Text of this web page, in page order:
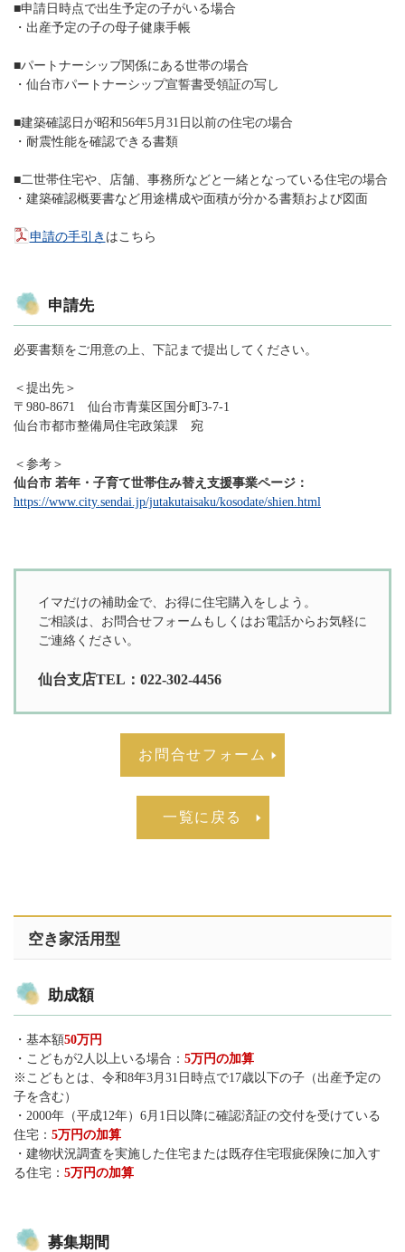
■申請日時点で出生予定の子がいる場合
・出産予定の子の母子健康手帳
■パートナーシップ関係にある世帯の場合
・仙台市パートナーシップ宣誓書受領証の写し
■建築確認日が昭和56年5月31日以前の住宅の場合
・耐震性能を確認できる書類
■二世帯住宅や、店舗、事務所などと一緒となっている住宅の場合
・建築確認概要書など用途構成や面積が分かる書類および図面
申請の手引き はこちら
申請先
必要書類をご用意の上、下記まで提出してください。
＜提出先＞
〒980-8671 仙台市青葉区国分町3-7-1
仙台市都市整備局住宅政策課 宛
＜参考＞
仙台市 若年・子育て世帯住み替え支援事業ページ：
https://www.city.sendai.jp/jutakutaisaku/kosodate/shien.html
イマだけの補助金で、お得に住宅購入をしよう。
ご相談は、お問合せフォームもしくはお電話からお気軽に
ご連絡ください。
仙台支店TEL：022-302-4456
お問合せフォーム
一覧に戻る
空き家活用型
助成額
・基本額50万円
・こどもが2人以上いる場合： 5万円の加算
※こどもとは、令和8年3月31日時点で17歳以下の子（出産予定の
子を含む）
・2000年（平成12年）6月1日以降に確認済証の交付を受けている
住宅： 5万円の加算
・建物状況調査を実施した住宅または既存住宅瑕疵保険に加入す
る住宅： 5万円の加算
募集期間